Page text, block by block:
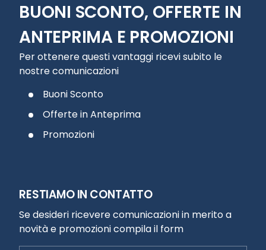
BUONI SCONTO, OFFERTE IN
ANTEPRIMA E PROMOZIONI
Per ottenere questi vantaggi ricevi subito le
nostre comunicazioni
Buoni Sconto
Offerte in Anteprima
Promozioni
RESTIAMO IN CONTATTO
Se desideri ricevere comunicazioni in merito a
novità e promozioni compila il form